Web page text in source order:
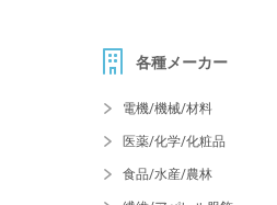
各種メーカー
電機/機械/材料
医薬/化学/化粧品
食品/水産/農林